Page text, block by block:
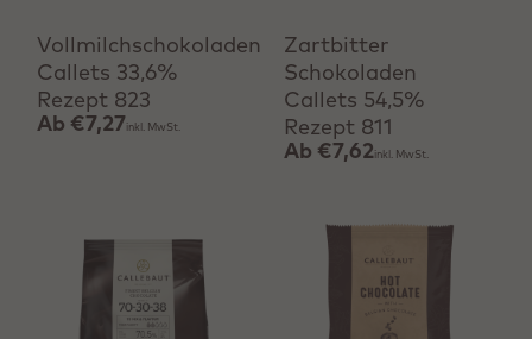
Vollmilchschokoladen
Callets 33,6%
Rezept 823
Ab €7,27inkl. MwSt.
Zartbitter
Schokoladen
Callets 54,5%
Rezept 811
Ab €7,62inkl. MwSt.